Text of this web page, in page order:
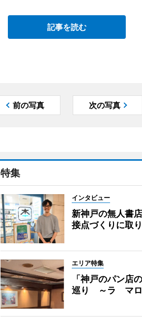
記事を読む
前の写真 次の写真
特集
インタビュー
新神戸の無人書
接点づくりに取
エリア特集
「神戸のパン店
巡り ～ラ マ